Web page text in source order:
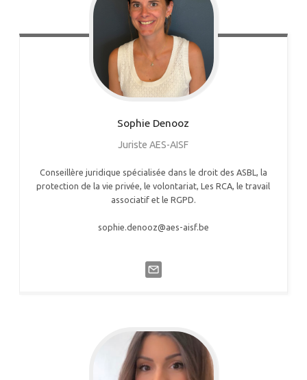
Sophie Denooz
Juriste AES-AISF
Conseillère juridique spécialisée dans le droit des ASBL, la
protection de la vie privée, le volontariat, Les RCA, le travail
associatif et le RGPD.
sophie.denooz@aes-aisf.be